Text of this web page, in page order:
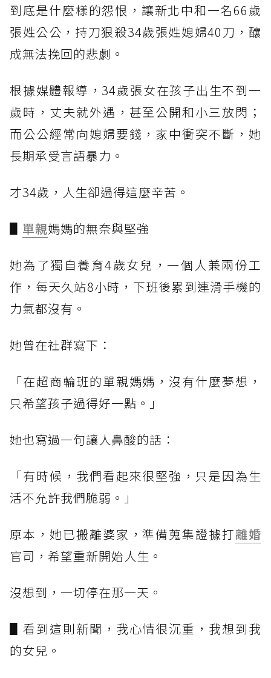
到底是什麼樣的怨恨，讓新北中和一名66歲
張姓公公，持刀狠殺34歲張姓媳婦40刀，釀
成無法挽回的悲劇。
根據媒體報導，34歲張女在孩子出生不到一
歲時，丈夫就外遇，甚至公開和小三放閃；
而公公經常向媳婦要錢，家中衝突不斷，她
長期承受言語暴力。
才34歲，人生卻過得這麼辛苦。
▋ 單親媽媽的無奈與堅強
她為了獨自養育4歲女兒，一個人兼兩份工
作，每天久站8小時，下班後累到連滑手機的
力氣都沒有。
她曾在社群寫下：
「在超商輪班的單親媽媽，沒有什麼夢想，
只希望孩子過得好一點。」
她也寫過一句讓人鼻酸的話：
「有時候，我們看起來很堅強，只是因為生
活不允許我們脆弱。」
原本，她已搬離婆家，準備蒐集證據打離婚
官司，希望重新開始人生。
沒想到，一切停在那一天。
▋看到這則新聞，我心情很沉重，我想到我
的女兒。